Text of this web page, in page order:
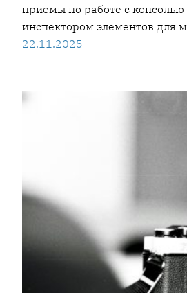
приёмы по работе с консолью
инспектором элементов для
22.11.2025